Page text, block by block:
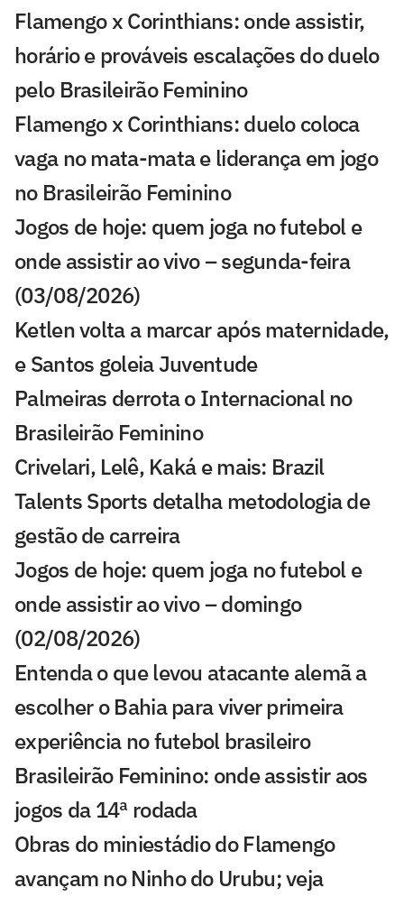
Flamengo x Corinthians: onde assistir,
horário e prováveis escalações do duelo
pelo Brasileirão Feminino
Flamengo x Corinthians: duelo coloca
vaga no mata-mata e liderança em jogo
no Brasileirão Feminino
Jogos de hoje: quem joga no futebol e
onde assistir ao vivo – segunda-feira
(03/08/2026)
Ketlen volta a marcar após maternidade,
e Santos goleia Juventude
Palmeiras derrota o Internacional no
Brasileirão Feminino
Crivelari, Lelê, Kaká e mais: Brazil
Talents Sports detalha metodologia de
gestão de carreira
Jogos de hoje: quem joga no futebol e
onde assistir ao vivo – domingo
(02/08/2026)
Entenda o que levou atacante alemã a
escolher o Bahia para viver primeira
experiência no futebol brasileiro
Brasileirão Feminino: onde assistir aos
jogos da 14ª rodada
Obras do miniestádio do Flamengo
avançam no Ninho do Urubu; veja